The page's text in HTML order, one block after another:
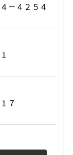
－４２５４
７